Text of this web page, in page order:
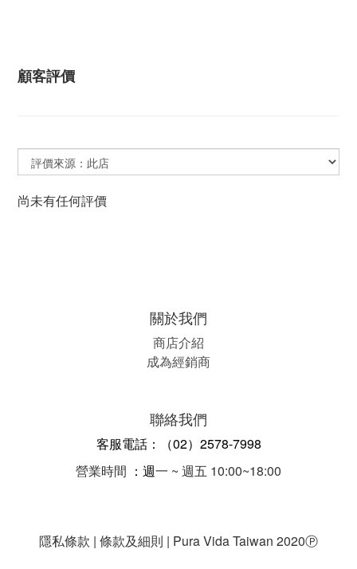
顧客評價
尚未有任何評價
關於我們
商店介紹
成為經銷商
聯絡我們
客服電話：（02）2578-7998
營業時間 ：週一 ~ 週五 10:00~18:00
隱私條款 | 條款及細則 | Pura Vida Taiwan 2020Ⓟ